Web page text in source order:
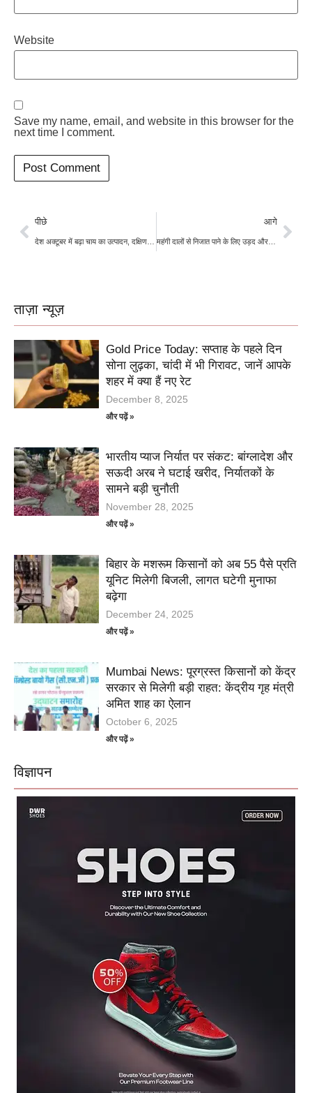
Website
Save my name, email, and website in this browser for the
next time I comment.
पीछे आगे
महंगी दालों से निजात पाने के लिए उड़द और अरहर का आयात करेगी सरकार, आम लोगों को मिलेगी राहत
ताज़ा न्यूज़
Gold Price Today: सप्ताह के पहले दिन
सोना लुढ़का, चांदी में भी गिरावट, जानें आपके
शहर में क्या हैं नए रेट
December 8, 2025
और पढ़ें »
भारतीय प्याज निर्यात पर संकट: बांग्लादेश और
सऊदी अरब ने घटाई खरीद, निर्यातकों के
सामने बड़ी चुनौती
November 28, 2025
और पढ़ें »
बिहार के मशरूम किसानों को अब 55 पैसे प्रति
यूनिट मिलेगी बिजली, लागत घटेगी मुनाफा
बढ़ेगा
December 24, 2025
और पढ़ें »
Mumbai News: पूरग्रस्त किसानों को केंद्र
सरकार से मिलेगी बड़ी राहत: केंद्रीय गृह मंत्री
अमित शाह का ऐलान
October 6, 2025
और पढ़ें »
विज्ञापन